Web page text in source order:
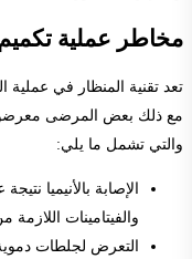
مخاطر عملية تكميم
تعد تقنية المنظار في عملية
مع ذلك بعض المرضى معرضون
والتي تشمل ما يلي:
الإصابة بالأنيميا
والفيتامينات اللازمة
التعرض لجلطات